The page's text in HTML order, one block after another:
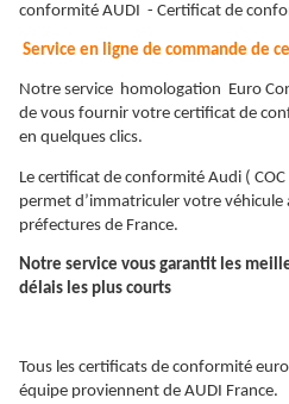
conformité AUDI - Certificat de
Service en ligne de commande de
Notre service homologation Euro
de vous fournir votre certificat de
en quelques clics.
Le certificat de conformité Audi (
permet d’immatriculer votre véhicule
préfectures de France.
Notre service vous garantit les
délais les plus courts
Tous les certificats de conformité
équipe proviennent de AUDI France.